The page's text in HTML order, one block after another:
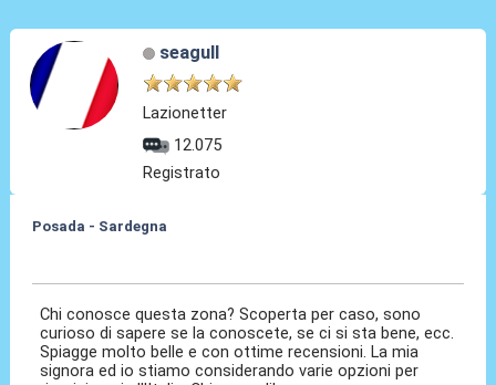
seagull
Lazionetter
12.075
Registrato
Posada - Sardegna
Chi conosce questa zona? Scoperta per caso, sono
curioso di sapere se la conoscete, se ci si sta bene, ecc.
Spiagge molto belle e con ottime recensioni. La mia
signora ed io stiamo considerando varie opzioni per